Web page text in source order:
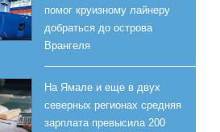
помог круизному лайнеру
добраться до острова
Врангеля
На Ямале и еще в двух
северных регионах средняя
зарплата превысила 200